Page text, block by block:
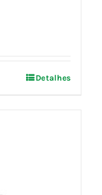
Detalhes